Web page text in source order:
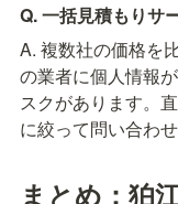
Q. 一括見積もりサ
A. 複数社の価格を
の業者に個人情報
スクがあります。
に絞って問い合わ
まとめ：狛